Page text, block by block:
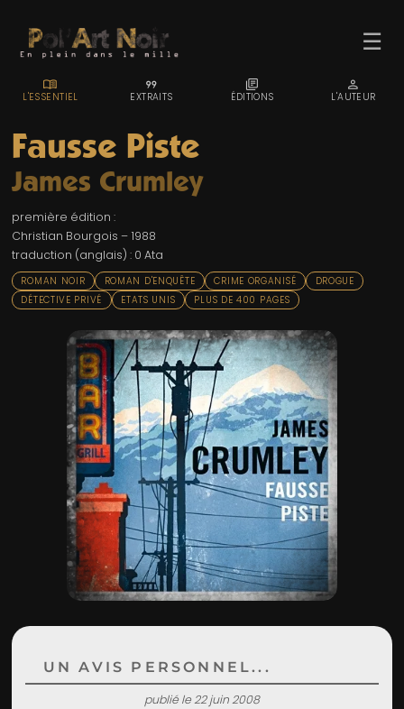
☰
ACCUEIL
TROMBINO
INDEX
RECHERCHE
LIENS & FESTIVALS
UN POLAR AU HASARD
Fausse Piste
James Crumley
première édition :
Christian Bourgois – 1988
traduction (anglais) : 0 Ata
ROMAN NOIR ROMAN D'ENQUÊTE CRIME ORGANISÉ
DROGUE
DÉTECTIVE PRIVÉ
ETATS UNIS PLUS DE 400 PAGES
UN AVIS PERSONNEL...
publié le 22 juin 2008
MENU_BOOK
L'ESSENTIEL
FORMAT_QUOTE
EXTRAITS
LIBRARY_BOOKS
ÉDITIONS
PERSON
L'AUTEUR